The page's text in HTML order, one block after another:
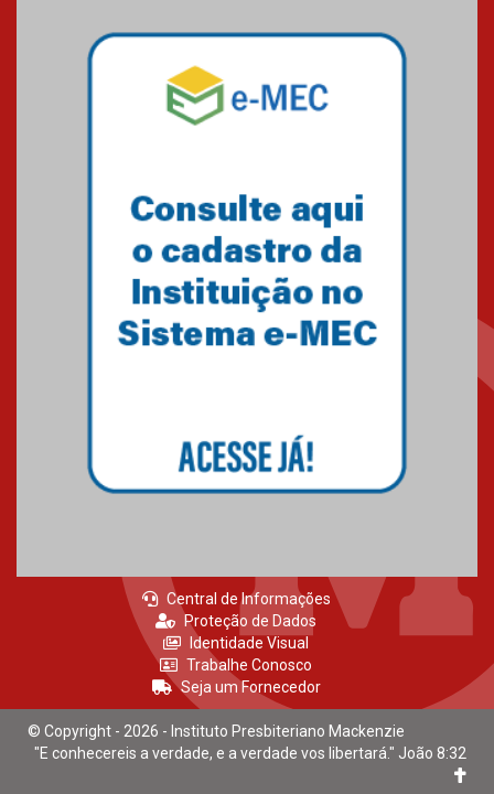
Mackenzie mobiliza campanha
solidária para apoiar famílias em
Minas Gerais
Primeiro culto do ano ressalta o
27.02.2026
Central de Informações
Proteção de Dados
Identidade Visual
Trabalhe Conosco
Seja um Fornecedor
© Copyright - 2026 - Instituto Presbiteriano Mackenzie
"E conhecereis a verdade, e a verdade vos libertará." João 8:32